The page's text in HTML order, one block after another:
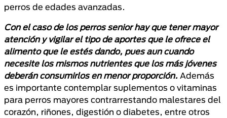
perros de edades avanzadas.
Con el caso de los perros senior hay que tener mayor
atención y vigilar el tipo de aportes que le ofrece el
alimento que le estés dando, pues aun cuando
necesite los mismos nutrientes que los más jóvenes
deberán consumirlos en menor proporción. Además
es importante contemplar suplementos o vitaminas
para perros mayores contrarrestando malestares del
corazón, riñones, digestión o diabetes, entre otros